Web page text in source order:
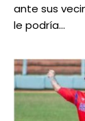
ante sus
le podría…